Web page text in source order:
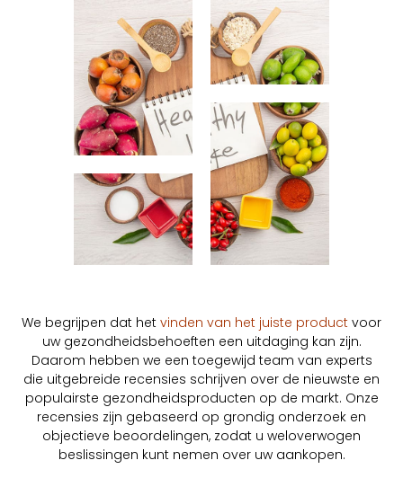
We begrijpen dat het vinden van het juiste product voor
uw gezondheidsbehoeften een uitdaging kan zijn.
Daarom hebben we een toegewijd team van experts
die uitgebreide recensies schrijven over de nieuwste en
populairste gezondheidsproducten op de markt. Onze
recensies zijn gebaseerd op grondig onderzoek en
objectieve beoordelingen, zodat u weloverwogen
beslissingen kunt nemen over uw aankopen.